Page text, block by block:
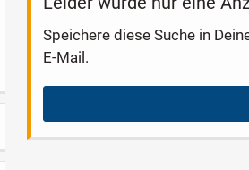
Speichere diese Suche in
E-Mail.